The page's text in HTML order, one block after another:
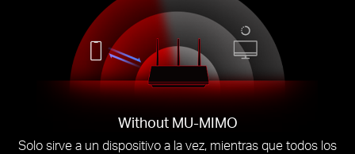
Without MU-MIMO
Solo sirve a un dispositivo a la vez, mientras que todos los